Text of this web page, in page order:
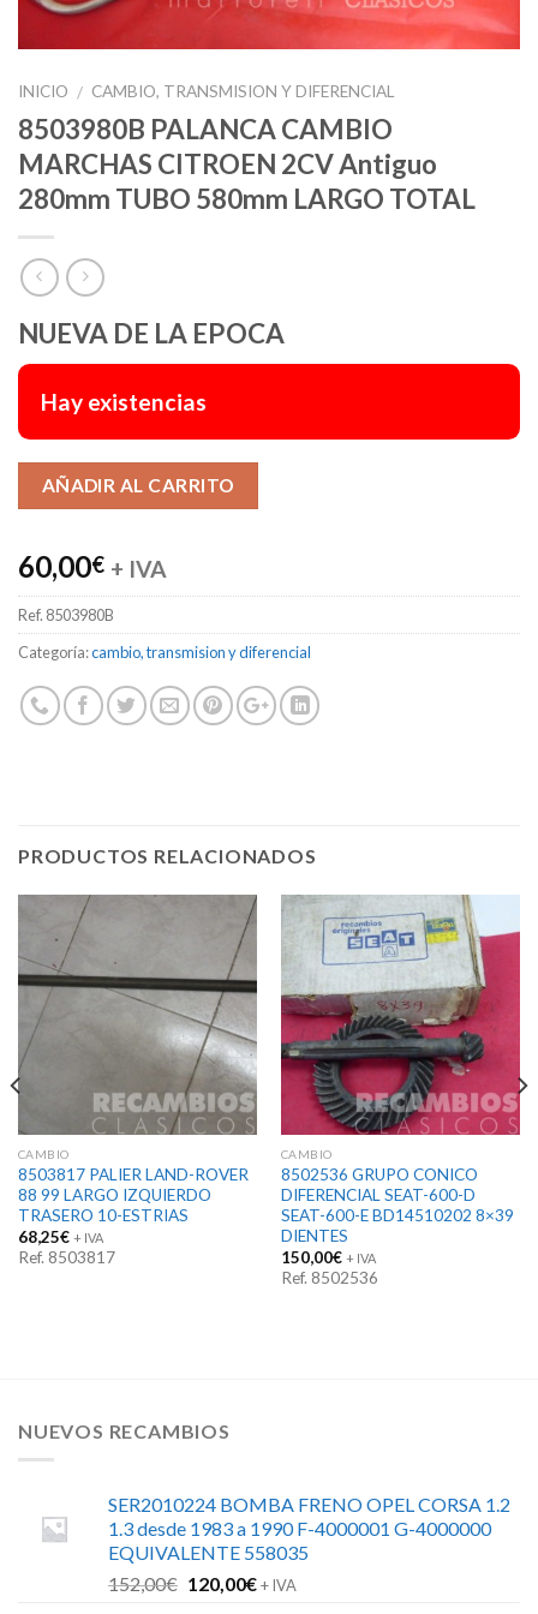
INICIO / CAMBIO, TRANSMISION Y DIFERENCIAL
8503980B PALANCA CAMBIO
MARCHAS CITROEN 2CV Antiguo
280mm TUBO 580mm LARGO TOTAL
NUEVA DE LA EPOCA
Hay existencias
AÑADIR AL CARRITO
60,00€ + IVA
Ref. 8503980B
Categoría:cambio, transmision y diferencial
PRODUCTOS RELACIONADOS
CAMBIO
8503817 PALIER LAND-ROVER
88 99 LARGO IZQUIERDO
TRASERO 10-ESTRIAS
68,25€ + IVA
Ref. 8503817
CAMBIO
8502536 GRUPO CONICO
DIFERENCIAL SEAT-600-D
SEAT-600-E BD14510202 8×39
DIENTES
150,00€ + IVA
Ref. 8502536
NUEVOS RECAMBIOS
SER2010224 BOMBA FRENO OPEL CORSA 1.2
1.3 desde 1983 a 1990 F-4000001 G-4000000
EQUIVALENTE 558035
152,00€ El
120,00€El+ IVA